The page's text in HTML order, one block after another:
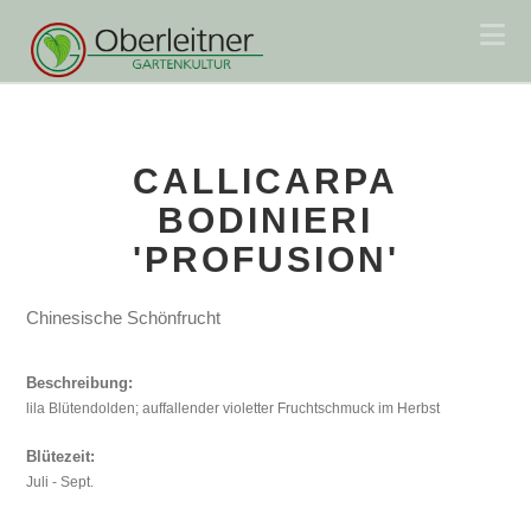
CALLICARPA
BODINIERI
'PROFUSION'
Chinesische Schönfrucht
Beschreibung:
lila Blütendolden; auffallender violetter Fruchtschmuck im Herbst
Blütezeit:
Juli - Sept.